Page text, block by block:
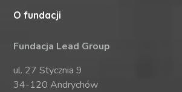
O fundacji
Fundacja Lead Group
ul. 27 Stycznia 9
34-120 Andrychów